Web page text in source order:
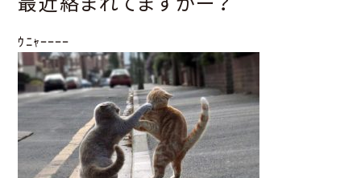
ｳﾆｬｰｰｰｰ